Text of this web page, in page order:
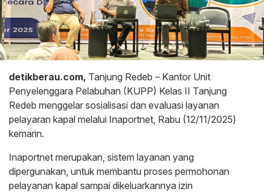
detikberau.com, Tanjung Redeb – Kantor Unit
Penyelenggara Pelabuhan (KUPP) Kelas II Tanjung
Redeb menggelar sosialisasi dan evaluasi layanan
pelayaran kapal melalui Inaportnet, Rabu (12/11/2025)
kemarin.
Inaportnet merupakan, sistem layanan yang
dipergunakan, untuk membantu proses permohonan
pelayanan kapal sampai dikeluarkannya izin